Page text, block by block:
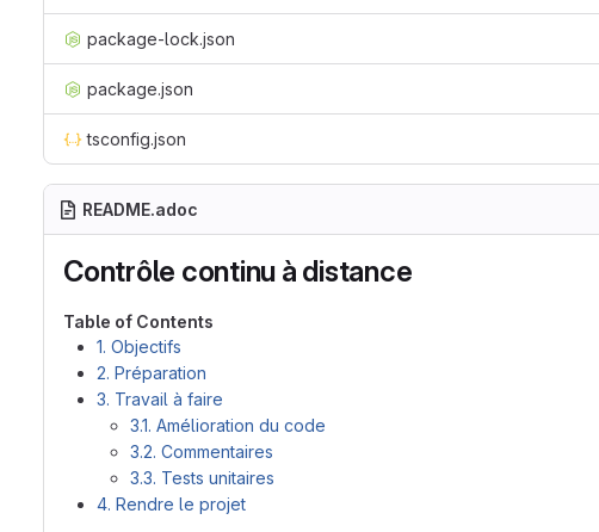
package-lock.json
package.json
tsconfig.json
README.adoc
Contrôle continu à distance
Table of Contents
1. Objectifs
2. Préparation
3. Travail à faire
3.1. Amélioration du code
3.2. Commentaires
3.3. Tests unitaires
4. Rendre le projet